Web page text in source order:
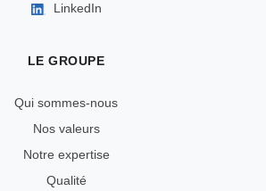
LinkedIn
LE GROUPE
Qui sommes-nous
Nos valeurs
Notre expertise
Qualité